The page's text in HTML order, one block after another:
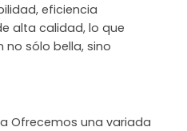
eficiencia
alta calidad, lo que
no sólo bella, sino
Ofrecemos una variada